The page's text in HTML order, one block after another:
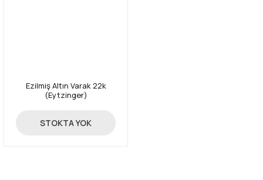
Ezilmiş Altın Varak 22k
(Eytzinger)
6.100,00 TL
STOKTA YOK